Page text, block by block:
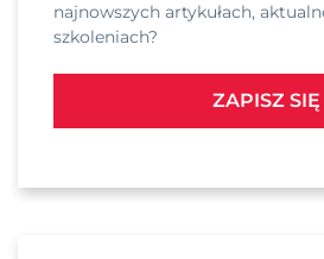
najnowszych artykułach,
szkoleniach?
ZAPISZ SIĘ